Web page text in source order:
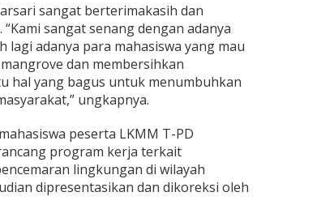
sangat berterimakasih dan
sangat senang dengan adanya
adanya para mahasiswa yang mau
dan membersihkan
hal yang bagus untuk menumbuhkan
ungkapnya.
peserta LKMM T-PD
program kerja terkait
lingkungan di wilayah
dipresentasikan dan dikoreksi oleh